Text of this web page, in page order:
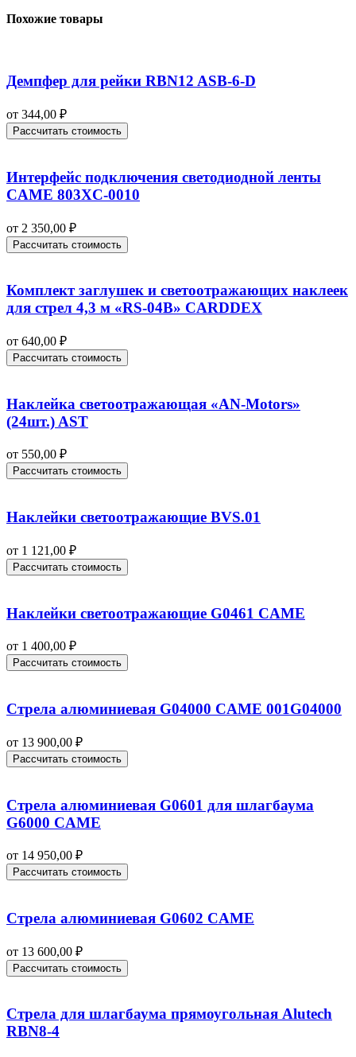
Похожие товары
Демпфер для рейки RBN12 ASB-6-D
от 344,00 ₽
Рассчитать стоимость
Интерфейс подключения светодиодной ленты
CAME 803XC-0010
от 2 350,00 ₽
Рассчитать стоимость
Комплект заглушек и светоотражающих наклеек
для стрел 4,3 м «RS-04B» CARDDEX
от 640,00 ₽
Рассчитать стоимость
Наклейка светоотражающая «AN-Motors»
(24шт.) AST
от 550,00 ₽
Рассчитать стоимость
Наклейки светоотражающие BVS.01
от 1 121,00 ₽
Рассчитать стоимость
Наклейки светоотражающие G0461 CAME
от 1 400,00 ₽
Рассчитать стоимость
Стрела алюминиевая G04000 CAME 001G04000
от 13 900,00 ₽
Рассчитать стоимость
Стрела алюминиевая G0601 для шлагбаума
G6000 CAME
от 14 950,00 ₽
Рассчитать стоимость
Стрела алюминиевая G0602 CAME
от 13 600,00 ₽
Рассчитать стоимость
Стрела для шлагбаума прямоугольная Alutech
RBN8-4